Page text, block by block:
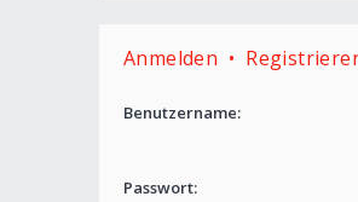
Anmelden •
Benutzername:
Passwort: